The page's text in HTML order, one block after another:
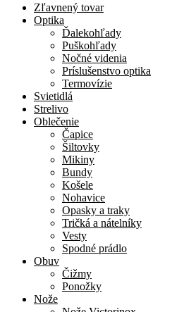
Zľavnený tovar
Optika
Ďalekohľady
Puškohľady
Nočné videnia
Príslušenstvo optika
Termovízie
Svietidlá
Strelivo
Oblečenie
Čapice
Šiltovky
Mikiny
Bundy
Košele
Nohavice
Opasky a traky
Tričká a nátelníky
Vesty
Spodné prádlo
Obuv
Čižmy
Ponožky
Nože